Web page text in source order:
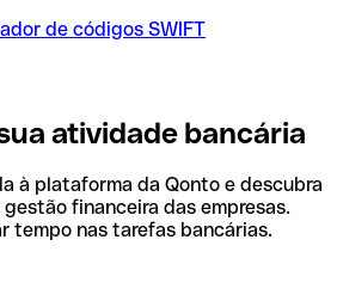
de códigos SWIFT
atividade bancária
à plataforma da Qonto e descubra
financeira das empresas.
tempo nas tarefas bancárias.